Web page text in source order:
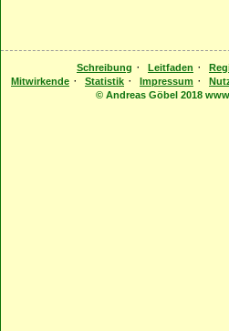
Schreibung · Leitfaden ·
Mitwirkende · Statistik · Impressum ·
© Andreas Göbel 2018